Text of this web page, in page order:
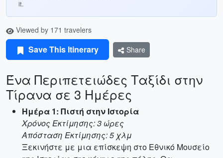
it.
Viewed by 171 travelers
Save This Itinerary Share
Ένα Περιπετειώδες Ταξίδι στην
Τίρανα σε 3 Ημέρες
Ημέρα 1: Πιστή στην Ιστορία
Χρόνος Εκτίμησης: 3 ώρες
Απόσταση Εκτίμησης: 5 χλμ
Ξεκινήστε με μια επίσκεψη στο Εθνικό Μουσείο